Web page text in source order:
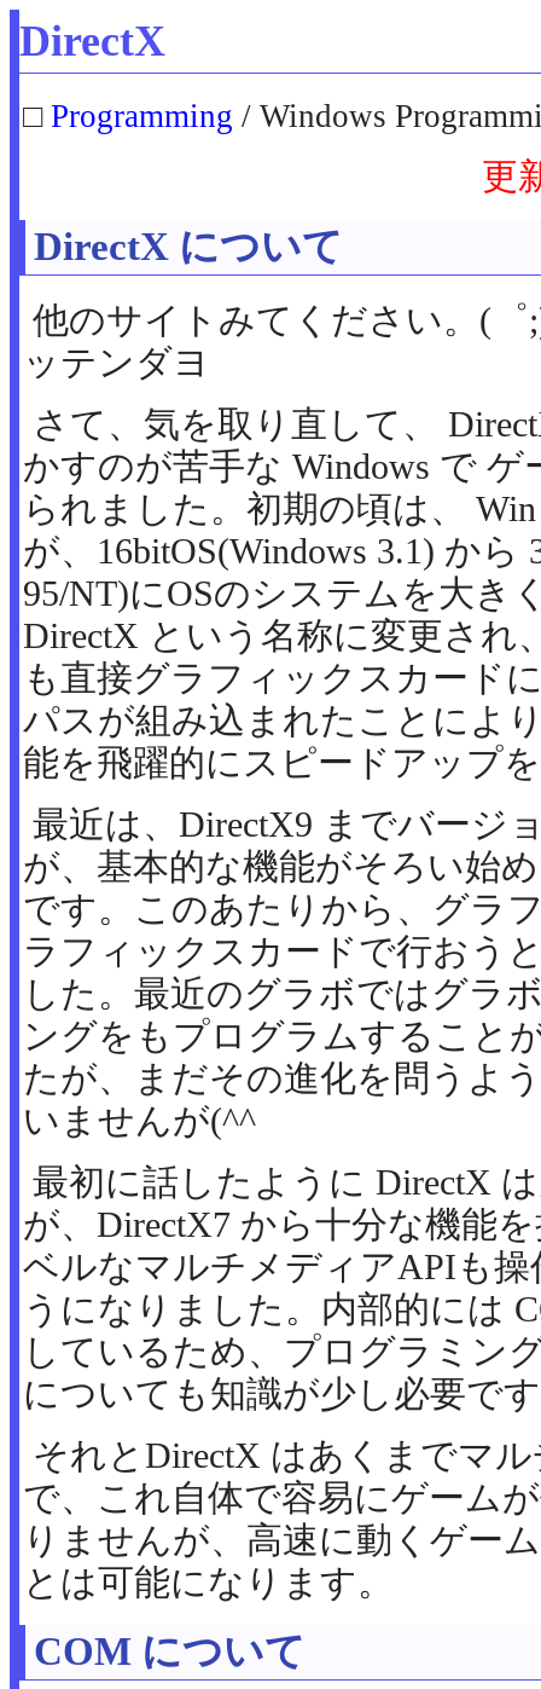
DirectX
□ Programming / Windows
更
DirectX について
他のサイトみてください。(
ッテンダヨ
さて、気を取り直して、
かすのが苦手な Windows で
られました。初期の頃は、
が、16bitOS(Windows 3.1) から
95/NT)にOSのシステムを大き
DirectX という名称に変更され
も直接グラフィックスカード
パスが組み込まれたことによ
能を飛躍的にスピードアップ
最近は、DirectX9 までバージ
が、基本的な機能がそろい始
です。このあたりから、グラ
ラフィックスカードで行おう
した。最近のグラボではグラ
ングをもプログラムすること
たが、まだその進化を問うよ
いませんが(^^ゞ
最初に話したように DirectX
が、DirectX7 から十分な機能
ベルなマルチメディアAPIも
うになりました。内部的には
しているため、プログラミン
についても知識が少し必要で
それとDirectX はあくまでマ
で、これ自体で容易にゲーム
りませんが、高速に動くゲー
とは可能になります。
COM について